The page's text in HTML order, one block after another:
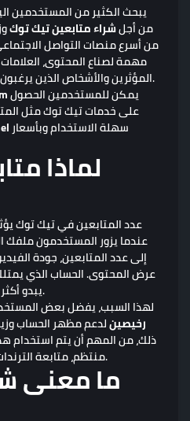
يبحث الكثير من المستخدمين
من أجلشراء متابعين تيك توك
من أسرع منصات التواصل
مهمة لصناع المحتوى، العلامات
المؤثرين والأشخاص الذين يرغبون في الوصول إلى جمهور أكبر.
على خدمات تيك توك مثل
لماذا
عدد المتابعين في تيك توك
عندما يزور المستخدمون ملفك
إلى عدد المتابعين، جودة
عرض المحتوى. الحساب الذي
يبدو أكثر نشاطًا وثقة أمام الزوار الجدد.
لهذا السبب، يفضل بعض
رخيصينلدعم مظهر الحساب
ذلك، من المهم أن يتم استخدام
منتظم، متابعة الترندات، وتحسين جودة الفيديوهات.
ما معنى